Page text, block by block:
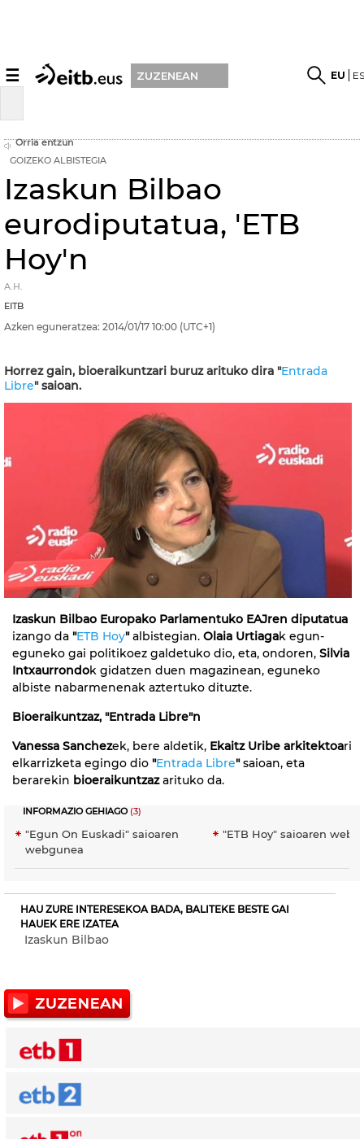
☰ ZUZENEAN EU
Orria entzun
GOIZEKO ALBISTEGIA
Izaskun Bilbao
eurodiputatua, 'ETB
Hoy'n
A.H.
EITB
Azken eguneratzea: 2014/01/17 10:00 (UTC+1)
Horrez gain, bioeraikuntzari buruz arituko dira "Entrada
Libre" saioan.
Izaskun Bilbao Europako Parlamentuko EAJren diputatua
izango da "ETB Hoy"albistegian. Olaia Urtiagak egun-
eguneko gai politikoez galdetuko dio, eta, ondoren, Silvia
Intxaurrondok gidatzen duen magazinean, eguneko
albiste nabarmenenak aztertuko dituzte.
Bioeraikuntzaz, "Entrada Libre"n
Vanessa Sanchezek, bere aldetik, Ekaitz Uribe arkitektoari
elkarrizketa egingo dio "Entrada Libre"saioan, eta
berarekin bioeraikuntzazarituko da.
INFORMAZIO GEHIAGO(3)
"Egun On Euskadi" saioaren
webgunea
"ETB Hoy" saioaren
HAU ZURE INTERESEKOA BADA, BALITEKE BESTE GAI
HAUEK ERE IZATEA
Izaskun Bilbao